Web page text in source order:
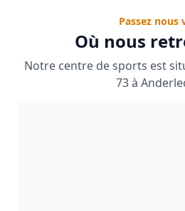
Passez nous
Où nous
Notre centre de sports est
73 à